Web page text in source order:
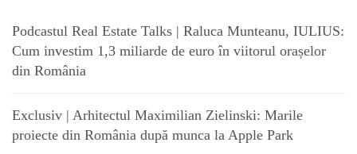
Podcastul Real Estate Talks | Raluca Munteanu, IULIUS:
Cum investim 1,3 miliarde de euro în viitorul orașelor
din România
Exclusiv | Arhitectul Maximilian Zielinski: Marile
proiecte din România după munca la Apple Park